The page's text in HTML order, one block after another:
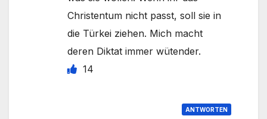
Christentum nicht passt, soll sie in
die Türkei ziehen. Mich macht
deren Diktat immer wütender.
14
ANTWORTEN